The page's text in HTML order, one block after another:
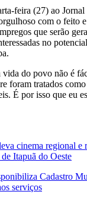
feira (27) ao
com o feito
que serão
no
vida do povo não é
foram tratados
É por isso que eu
cinema regional e
Itapuã do Oeste
Cadastro
serviços